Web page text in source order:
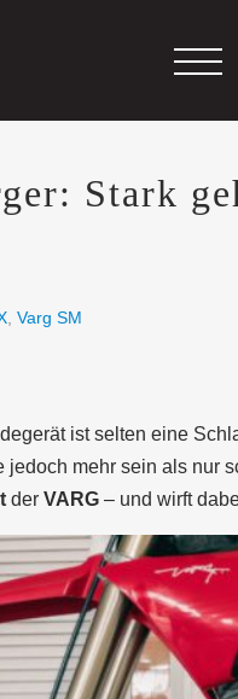
Stark
Varg SM
ist selten eine
jedoch mehr sein als nur
der VARG– und wirft